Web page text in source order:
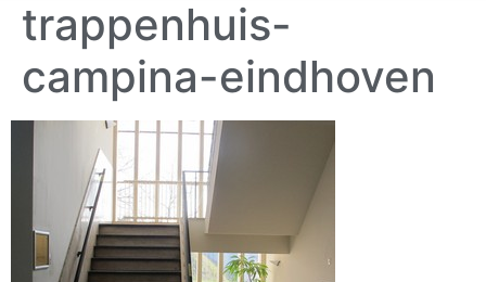
trappenhuis-
campina-eindhoven